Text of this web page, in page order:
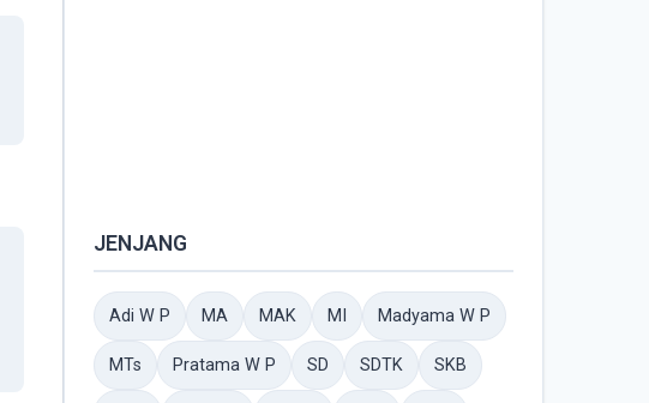
JENJANG
Adi W P MA MAK MI Madyama W P
MTs Pratama W P SD SDTK SKB